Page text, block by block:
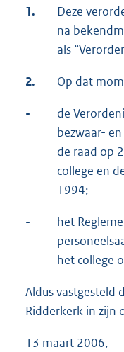
1.
Deze
na
als
2. Op dat
-
de
bezwaar-
de raad op
college en
1994;
-
het
het college
Aldus vastgesteld
Ridderkerk in zijn
13 maart 2006,